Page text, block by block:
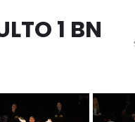
1 BN